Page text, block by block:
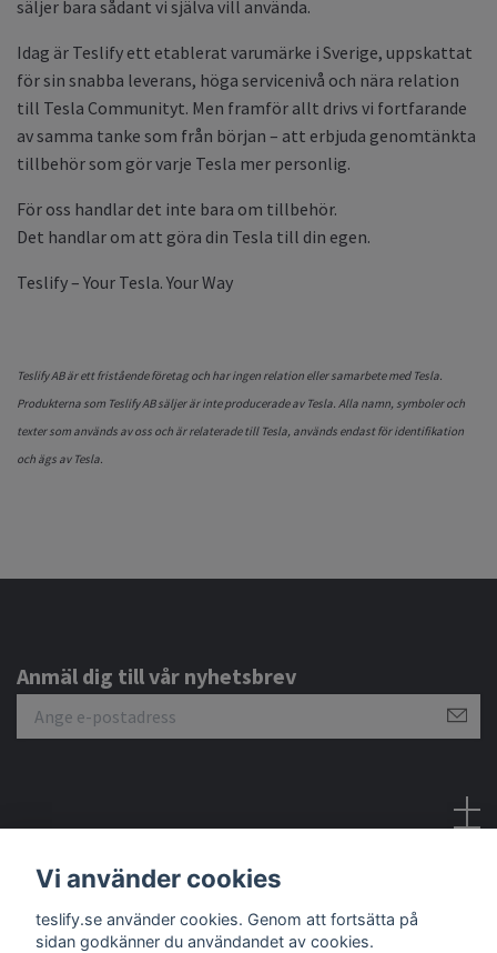
säljer bara sådant vi själva vill använda.
Idag är Teslify ett etablerat varumärke i Sverige, uppskattat
för sin snabba leverans, höga servicenivå och nära relation
till Tesla Communityt. Men framför allt drivs vi fortfarande
av samma tanke som från början – att erbjuda genomtänkta
tillbehör som gör varje Tesla mer personlig.
För oss handlar det inte bara om tillbehör.
Det handlar om att göra din Tesla till din egen.
Teslify – Your Tesla. Your Way
Teslify AB är ett fristående företag och har ingen relation eller samarbete med Tesla.
Produkterna som Teslify AB säljer är inte producerade av Tesla. Alla namn, symboler och
texter som används av oss och är relaterade till Tesla, används endast för identifikation
och ägs av Tesla.
Anmäl dig till vår nyhetsbrev
Vi använder cookies
teslify.se använder cookies. Genom att fortsätta på
sidan godkänner du användandet av cookies.